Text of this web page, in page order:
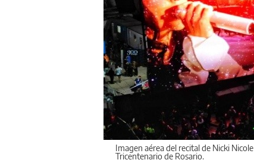
Imagen aérea del recital de Nicki
Tricentenario de Rosario.